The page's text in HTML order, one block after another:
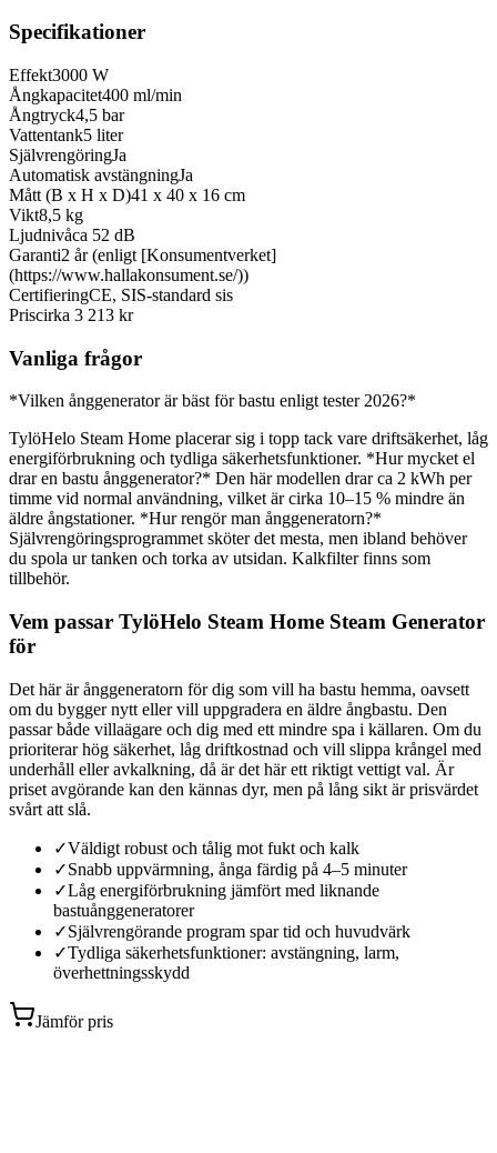
Specifikationer
Effekt3000 W
Ångkapacitet400 ml/min
Ångtryck4,5 bar
Vattentank5 liter
SjälvrengöringJa
Automatisk avstängningJa
Mått (B x H x D)41 x 40 x 16 cm
Vikt8,5 kg
Ljudnivåca 52 dB
Garanti2 år (enligt [Konsumentverket]
(https://www.hallakonsument.se/))
CertifieringCE, SIS-standard sis
Priscirka 3 213 kr
Vanliga frågor
*Vilken ånggenerator är bäst för bastu enligt tester 2026?*
TylöHelo Steam Home placerar sig i topp tack vare driftsäkerhet, låg
energiförbrukning och tydliga säkerhetsfunktioner. *Hur mycket el
drar en bastu ånggenerator?* Den här modellen drar ca 2 kWh per
timme vid normal användning, vilket är cirka 10–15 % mindre än
äldre ångstationer. *Hur rengör man ånggeneratorn?*
Självrengöringsprogrammet sköter det mesta, men ibland behöver
du spola ur tanken och torka av utsidan. Kalkfilter finns som
tillbehör.
Vem passar TylöHelo Steam Home Steam Generator
för
Det här är ånggeneratorn för dig som vill ha bastu hemma, oavsett
om du bygger nytt eller vill uppgradera en äldre ångbastu. Den
passar både villaägare och dig med ett mindre spa i källaren. Om du
prioriterar hög säkerhet, låg driftkostnad och vill slippa krångel med
underhåll eller avkalkning, då är det här ett riktigt vettigt val. Är
priset avgörande kan den kännas dyr, men på lång sikt är prisvärdet
svårt att slå.
✓Väldigt robust och tålig mot fukt och kalk
✓Snabb uppvärmning, ånga färdig på 4–5 minuter
✓Låg energiförbrukning jämfört med liknande
bastuånggeneratorer
✓Självrengörande program spar tid och huvudvärk
✓Tydliga säkerhetsfunktioner: avstängning, larm,
överhettningsskydd
Jämför pris